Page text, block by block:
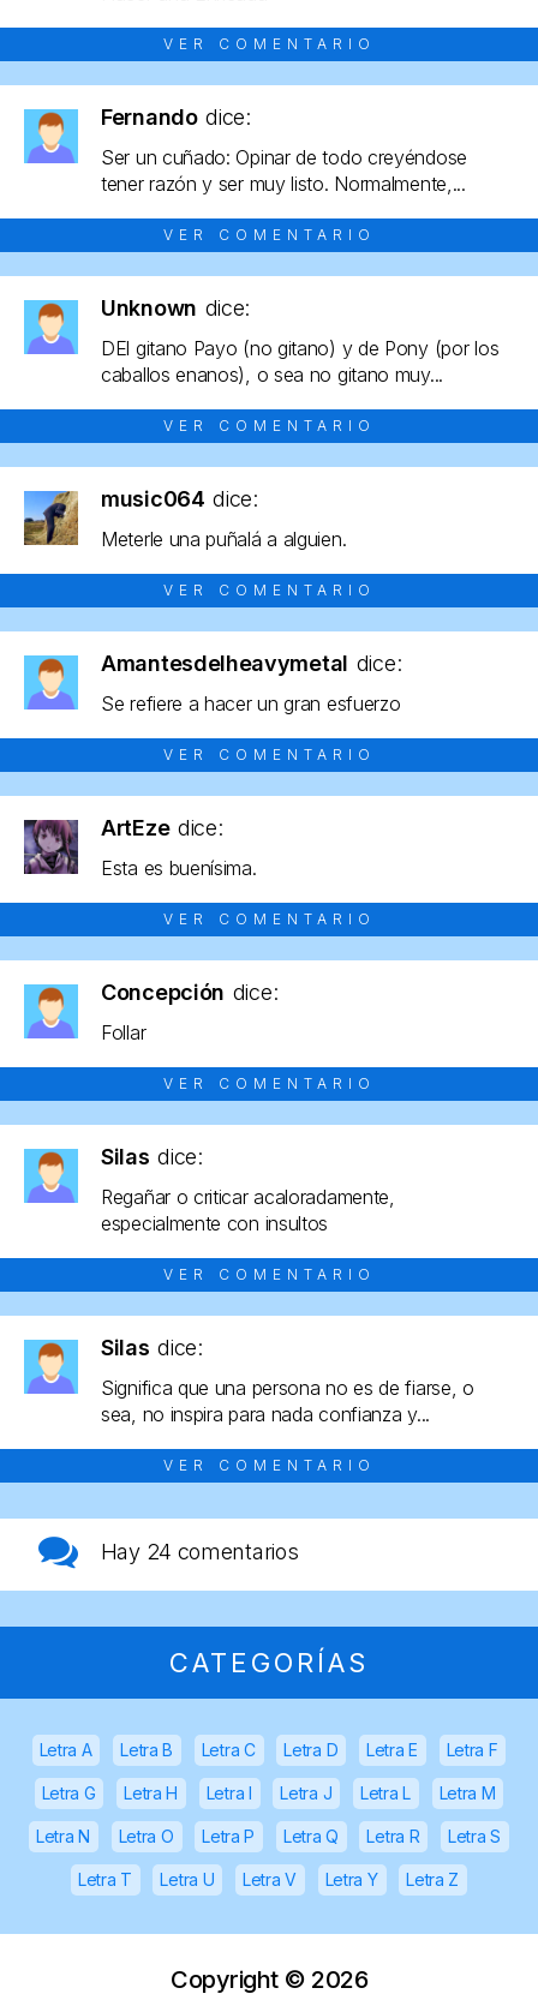
VER COMENTARIO
Fernando dice:
Ser un cuñado: Opinar de todo creyéndose
tener razón y ser muy listo. Normalmente,...
VER COMENTARIO
Unknown dice:
DEl gitano Payo (no gitano) y de Pony (por los
caballos enanos), o sea no gitano muy...
VER COMENTARIO
music064 dice:
Meterle una puñalá a alguien.
VER COMENTARIO
Amantesdelheavymetal dice:
Se refiere a hacer un gran esfuerzo
VER COMENTARIO
ArtEze dice:
Esta es buenísima.
VER COMENTARIO
Concepción dice:
Follar
VER COMENTARIO
Silas dice:
Regañar o criticar acaloradamente,
especialmente con insultos
VER COMENTARIO
Silas dice:
Significa que una persona no es de fiarse, o
sea, no inspira para nada confianza y...
VER COMENTARIO
Hay 24 comentarios
CATEGORÍAS
Letra A Letra B Letra C Letra D Letra E Letra F
Letra G Letra H Letra I Letra J Letra L Letra M
Letra N Letra O Letra P Letra Q Letra R Letra S
Letra T Letra U Letra V Letra Y Letra Z
Copyright © 2026